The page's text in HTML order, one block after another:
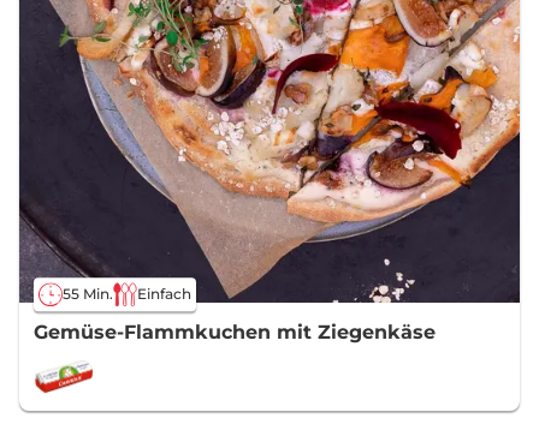
55 Min. Einfach
Gemüse-Flammkuchen mit Ziegenkäse